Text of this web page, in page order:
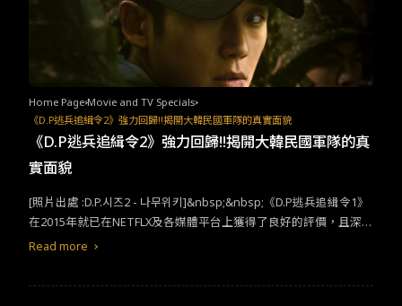
然的節奏油然而生，讓他更加確信自己要不惜一切代價，堅決逃離
這個他生活了30多年的地方，去尋找他的初戀女友。但他卻發現自
己怎樣也逃不出去。&nbsp;&nbsp; 電影的後勁很強，在欣賞
完電影後讓人反思。若是自己其實跟楚門一樣置身實境秀，在這個
世界裡重複不斷的過著生活並直播給全世界看，會不會起雞皮疙瘩
呢？&nbsp;《樓下的房客》&nbsp; 一部藉由窺視來呈現人性
的影片，改編自台灣小說家九把刀的同名小說，故事發生在一棟老
房租出去，整天嬉皮笑臉的體育老師老張、貪玩好色懶惰的廢柴大
學生伯彥、帶著正在念四年級的女兒的單親爸爸王先生、擁有天使
外貌魔鬼身材的陳小姐、同性戀情人令狐和郭力、神秘美女穎如，
價吸引而來的租客們想要在這裡生活，自然的還要付出金錢之外的
Home Page Movie and TV Specials
《D.P逃兵追緝令2》強力回歸!!揭開大韓民國軍隊的真實面貌
《D.P逃兵追緝令2》強力回歸!!揭開大韓民國軍隊的真
實面貌
[照片出處 :D.P.시즈2 - 나무위키]&nbsp;&nbsp;《D.P逃兵追緝令1》
在2015年就已在NETFLX及各媒體平台上獲得了良好的評價，且深受
觀眾歡迎，所以《D.P逃兵追緝令2》預告篇剛公開就受到廣大觀眾
Read more